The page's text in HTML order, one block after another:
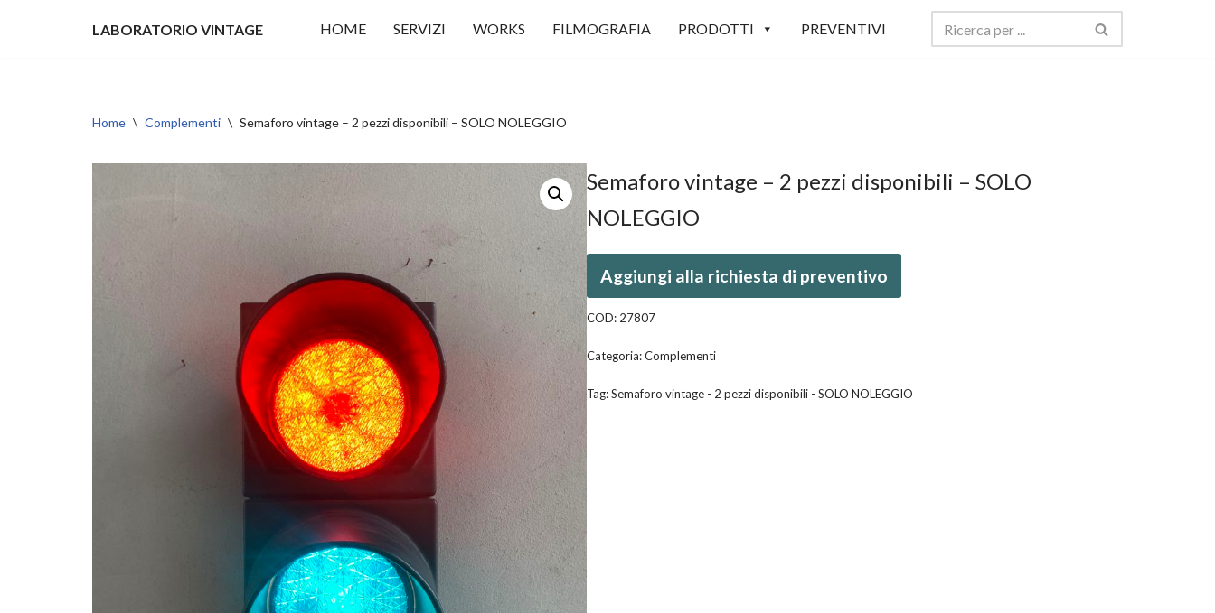
LABORATORIO VINTAGE HOME SERVIZI WORKS FILMOGRAFIA PRODOTTI PREVENTIVI
Home \ Complementi \ Semaforo vintage – 2 pezzi disponibili – SOLO NOLEGGIO
Semaforo vintage – 2 pezzi disponibili – SOLO
NOLEGGIO
Aggiungi alla richiesta di preventivo
COD: 27807
Categoria:Complementi
Tag:Semaforo vintage - 2 pezzi disponibili - SOLO NOLEGGIO